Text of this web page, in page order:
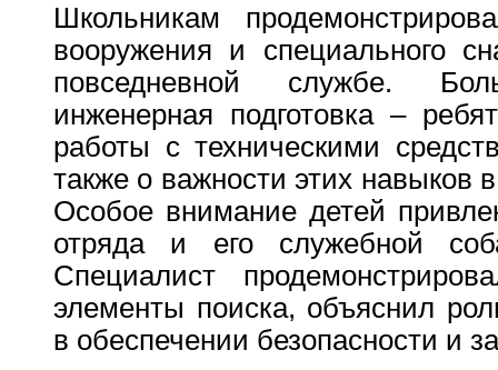
Школьникам
вооружения и специального
повседневной службе.
инженерная подготовка –
работы с техническими
также о важности этих навыков
Особое внимание детей
отряда и его служебной
Специалист
элементы поиска, объяснил
в обеспечении безопасности и